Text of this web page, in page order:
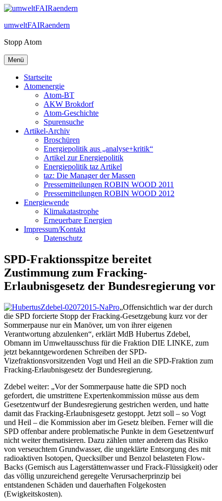
Zum
springen
umweltFAIRaendern
Stopp Atom
Menü
Startseite
Atomenergie
Atom-BT
AKW Brokdorf
Atom-Geschichte
Spurensuche
Artikel-Archiv
Broschüren
Energiepolitik aus „analyse+kritik“
Artikel zur Energiepolitik
Energiepolitik taz Artikel
taz: Die Manager der Massen
Pressemitteilungen ROBIN WOOD 2011
Pressemitteilungen ROBIN WOOD 2012
Energiewende
Klimakatastrophe
Erneuerbare Energien
Impressum/Kontakt
Datenschutz
SPD-Fraktionsspitze bereitet
Zustimmung zum Fracking-
Erlaubnisgesetz der Bundesregierung vor
„Offensichtlich war der durch
die SPD forcierte Stopp der Fracking-Gesetzgebung kurz vor der
Sommerpause nur ein Manöver, um von ihrer eigenen
Verantwortung abzulenken“, erklärt MdB Hubertus Zdebel,
Obmann im Umweltausschuss für die Fraktion DIE LINKE, zum
jetzt bekanntgewordenen Schreiben der SPD-
Vizefraktionsvorsitzenden Vogt und Heil an die SPD-Fraktion zum
Fracking-Erlaubnisgesetz der Bundesregierung.
Zdebel weiter: „Vor der Sommerpause hatte die SPD noch
gefordert, die umstrittene Expertenkommission müsse aus dem
Gesetzentwurf der Bundesregierung gestrichen werden, und hatte
damit das Fracking-Erlaubnisgesetz gestoppt. Jetzt soll – so Vogt
und Heil – die Kommission aber im Gesetz bleiben. Ferner will die
SPD offenbar andere problematische Punkte in dem Gesetzentwurf
nicht weiter thematisieren. Dazu zählen unter anderem das Risiko
von verseuchtem Grundwasser, die ungeklärte Entsorgung des mit
radioaktiven Isotopen, Quecksilber und Benzol belasteten Flow-
Backs (Gemisch aus Lagerstättenwasser und Frack-Flüssigkeit) oder
das völlig unzureichend geregelte Verursacherprinzip bei
entstandenen Schäden und dauerhaften Folgekosten
(Ewigkeitskosten).